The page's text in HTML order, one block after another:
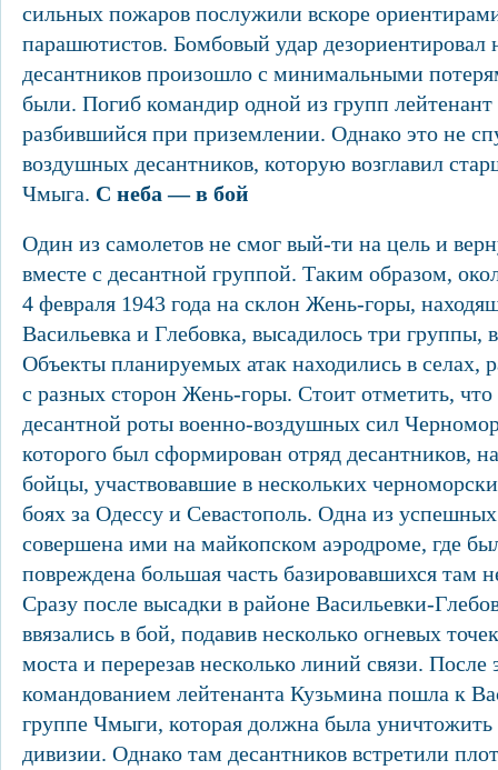
сильных пожаров послужили вскоре
парашютистов. Бомбовый удар дезориентировал
десантников произошло с минимальными
были. Погиб командир одной из групп
разбившийся при приземлении. Однако это не
воздушных десантников, которую возглавил
Чмыга. С неба — в бой
Один из самолетов не смог вый-ти на цель и
вместе с десантной группой. Таким образом,
4 февраля 1943 года на склон Жень-горы,
Васильевка и Глебовка, высадилось три группы,
Объекты планируемых атак находились в селах,
с разных сторон Жень-горы. Стоит отметить,
десантной роты военно-воздушных сил
которого был сформирован отряд десантников,
бойцы, участвовавшие в нескольких
боях за Одессу и Севастополь. Одна из
совершена ими на майкопском аэродроме, где
повреждена большая часть базировавшихся там
Сразу после высадки в районе Васильевки-
ввязались в бой, подавив несколько огневых
моста и перерезав несколько линий связи. После
командованием лейтенанта Кузьмина пошла к
группе Чмыги, которая должна была
дивизии. Однако там десантников встретили